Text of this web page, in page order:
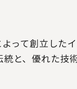
って創立した
、優れた技